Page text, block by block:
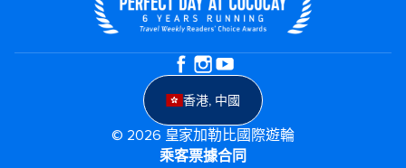
香港, 中國
© 2026 皇家加勒比國際遊輪
乘客票據合同